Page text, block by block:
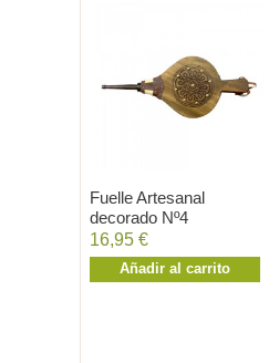
Fuelle Artesanal
decorado Nº4
16,95 €
Añadir al carrito